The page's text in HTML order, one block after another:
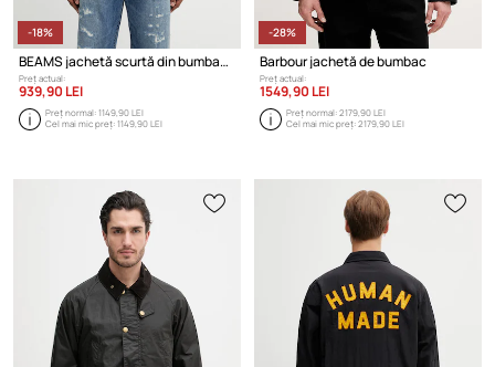
-18%
BEAMS jachetă scurtă din bumbac pentru bărbați
Preț actual:
939,90 LEI
Preț normal:1149,90 LEI
Cel mai mic preț:1149,90 LEI
-28%
Barbour jachetă de bumbac
Preț actual:
1549,90 LEI
Preț normal:2179,90 LEI
Cel mai mic preț:2179,90 LEI